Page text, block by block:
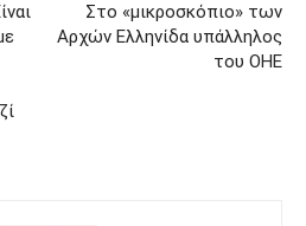
Στο «μικροσκόπιο» των
Αρχών Ελληνίδα υπάλληλος
του ΟΗΕ